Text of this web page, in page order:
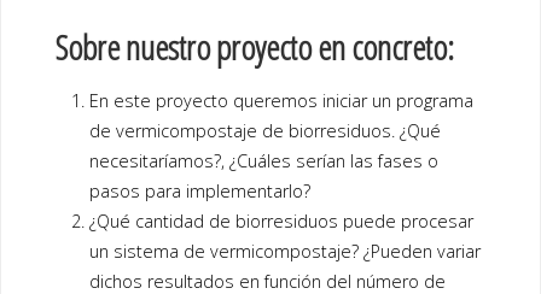
Sobre nuestro proyecto en concreto:
En este proyecto queremos iniciar un programa
de vermicompostaje de biorresiduos. ¿Qué
necesitaríamos?, ¿Cuáles serían las fases o
pasos para implementarlo?
¿Qué cantidad de biorresiduos puede procesar
un sistema de vermicompostaje? ¿Pueden variar
dichos resultados en función del número de